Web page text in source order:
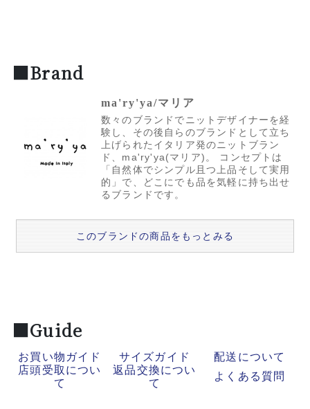
■Brand
ma'ry'ya/マリア
数々のブランドでニットデザイナーを経
験し、その後自らのブランドとして立ち
上げられたイタリア発のニットブラン
ド、ma'ry'ya(マリア)。 コンセプトは
「自然体でシンプル且つ上品そして実用
的」で、どこにでも品を気軽に持ち出せ
るブランドです。
このブランドの商品をもっとみる
■Guide
お買い物ガイド サイズガイド
配送について
店頭受取につい
て
返品交換につい
て
よくある質問